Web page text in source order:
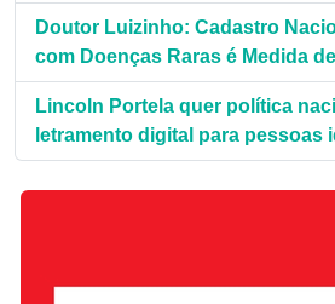
Doutor Luizinho: Cadastro
com Doenças Raras é Medida
Lincoln Portela quer política
letramento digital para pessoas